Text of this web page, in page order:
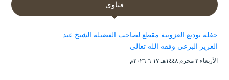
فتاوى
حفلة توديع العزوبية مقطع لصاحب الفضيلة الشيخ عبد
العزيز البرعي وفقه الله تعالى
الأربعاء ۲ محرم ۱٤٤۸هـ ۱۷-٦-۲۰۲٦م